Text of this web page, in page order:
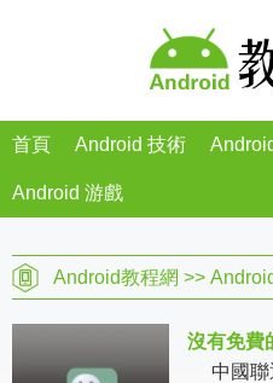
首頁 Android 技術
Android 游戲
Android教程網 >>
中國聯